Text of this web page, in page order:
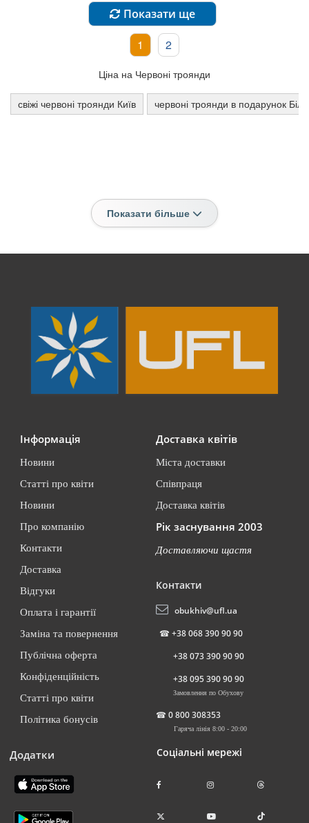
Показати ще
1 2
Ціна на Червоні троянди
свіжі червоні троянди Київ червоні троянди в подарунок
Показати більше
Інформація
Новини
Статті про квіти
Новини
Про компанію
Контакти
Доставка
Відгуки
Оплата і гарантії
Заміна та повернення
Публічна оферта
Конфіденційність
Статті про квіти
Політика бонусів
Додатки
Доставка квітів
Міста доставки
Співпраця
Доставка квітів
Рік заснування 2003
Доставляючи щастя
Контакти
obukhiv@ufl.ua
☎ +38 068 390 90 90
+38 073 390 90 90
+38 095 390 90 90
Замовлення по Обухову
☎ 0 800 308353
Гаряча лінія 8:00 - 20:00
Соціальні мережі